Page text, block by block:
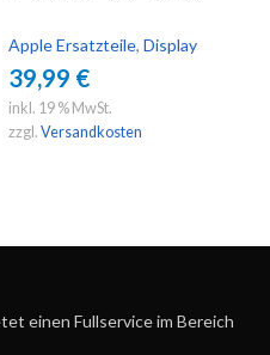
Apple Ersatzteile, Display
39,99 €
inkl. 19 % MwSt.
zzgl. Versandkosten
einen Fullservice im Bereich